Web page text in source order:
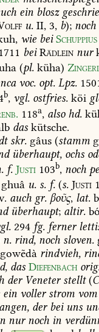
ein blosz
u. II, 3, b); noch
wie bei Schuppius
1711 bei Rädlein nur
(pl. küha)
voc. opt. Lpz.
b, vgl. ostfries. köi
118a, alsohd.
das kütsche.
skr. gâus (stamm
überhaupt, ochs
f. Justi 103b, noch
ghuâ u. s. f. (s. Justi
auch gr. βοῦς, lat.
überhaupt; altir.
294 fg. ferner
n. rind, noch sloven.
gowẽdà rindvieh,
das Diefenbach
derVeneterstellt(
ein vollerstrom vom
derbeiuns
nurnoch in